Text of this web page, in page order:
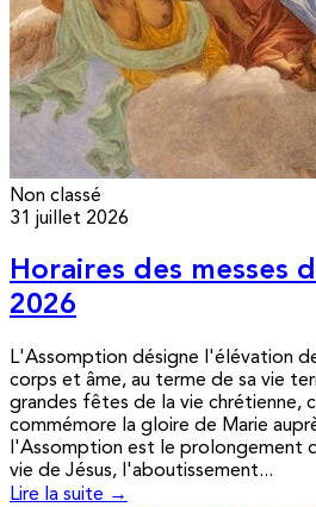
Non classé
31 juillet 2026
Horaires des messes
2026
L'Assomption désigne l'élévation
corps et âme, au terme de sa vie
grandes fêtes de la vie chrétienne,
commémore la gloire de Marie
l'Assomption est le prolongement
vie de Jésus, l'aboutissement...
Lire la suite →